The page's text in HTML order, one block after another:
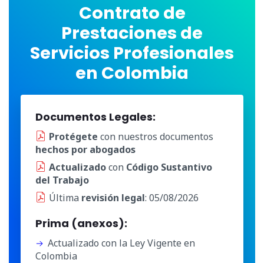
Contrato de
Prestaciones de
Servicios Profesionales
en Colombia
Documentos Legales:
Protégete con nuestros documentos
hechos por abogados
Actualizadocon Código Sustantivo
del Trabajo
Última revisión legal: 05/08/2026
Prima (anexos):
Actualizado con la Ley Vigente en
Colombia